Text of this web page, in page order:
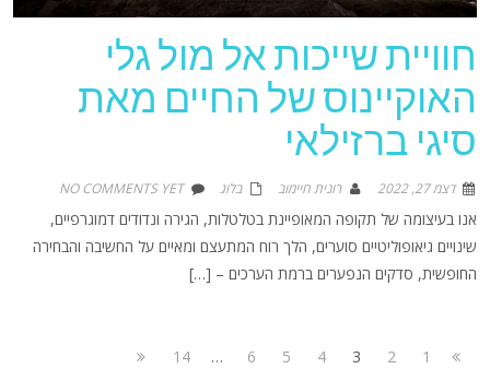
חוויית שייכות אל מול גלי
האוקיינוס של החיים מאת
סיגי ברזילאי
דצמ 27, 2022 רונית חיימוב בלוג NO COMMENTS YET
אנו בעיצומה של תקופה המאופיינת בטלטלות, הגירה ונדודים דמוגרפיים,
שינויים גיאופוליטיים סוערים, הלך רוח המתעצם ומאיים על החשיבה והבחירה
החופשית, סדקים הנפערים ברמת הערכים – […]
1
2
3
4
5
6
…
14